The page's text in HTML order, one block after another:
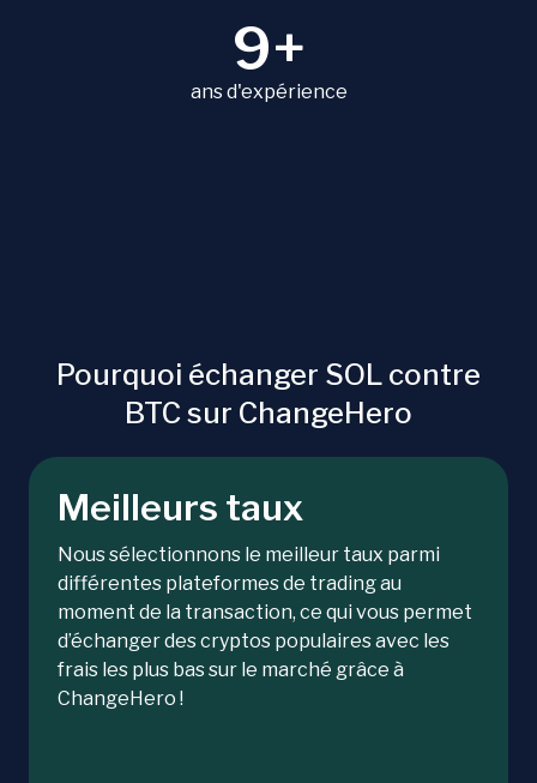
9+
ans d'expérience
Pourquoi échanger SOL contre
BTC sur ChangeHero
Meilleurs taux
Nous sélectionnons le meilleur taux parmi
différentes plateformes de trading au
moment de la transaction, ce qui vous permet
d’échanger des cryptos populaires avec les
frais les plus bas sur le marché grâce à
ChangeHero !